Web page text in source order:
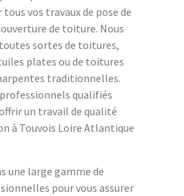
tous vos travaux de pose de
de toiture. Nous
sortes de toitures,
plates ou de toitures
traditionnelles.
qualifiés
un travail de qualité
à Touvois Loire Atlantique
une large gamme de
pour vous assurer